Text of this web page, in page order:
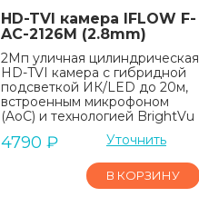
HD-TVI камера IFLOW F-
AC-2126M (2.8mm)
2Мп уличная цилиндрическая
HD-TVI камера с гибридной
подсветкой ИК/LED до 20м,
встроенным микрофоном
(AoC) и технологией BrightVu
4790 ₽ Уточнить
В КОРЗИНУ